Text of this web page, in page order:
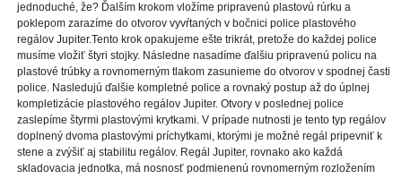
jednoduché, že? Ďalším krokom vložíme pripravenú plastovú rúrku a
poklepom zarazíme do otvorov vyvŕtaných v bočnici police plastového
regálov Jupiter.Tento krok opakujeme ešte trikrát, pretože do každej police
musíme vložiť štyri stojky. Následne nasadíme ďalšiu pripravenú policu na
plastové trúbky a rovnomerným tlakom zasunieme do otvorov v spodnej časti
police. Nasledujú ďalšie kompletné police a rovnaký postup až do úplnej
kompletizácie plastového regálov Jupiter. Otvory v poslednej police
zaslepíme štyrmi plastovými krytkami. V prípade nutnosti je tento typ regálov
doplnený dvoma plastovými príchytkami, ktorými je možné regál pripevniť k
stene a zvýšiť aj stabilitu regálov. Regál Jupiter, rovnako ako každá
skladovacia jednotka, má nosnosť podmienenú rovnomerným rozložením